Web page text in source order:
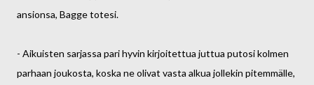
ansionsa, Bagge totesi.
- Aikuisten sarjassa pari hyvin kirjoitettua juttua putosi kolmen
parhaan joukosta, koska ne olivat vasta alkua jollekin pitemmälle,